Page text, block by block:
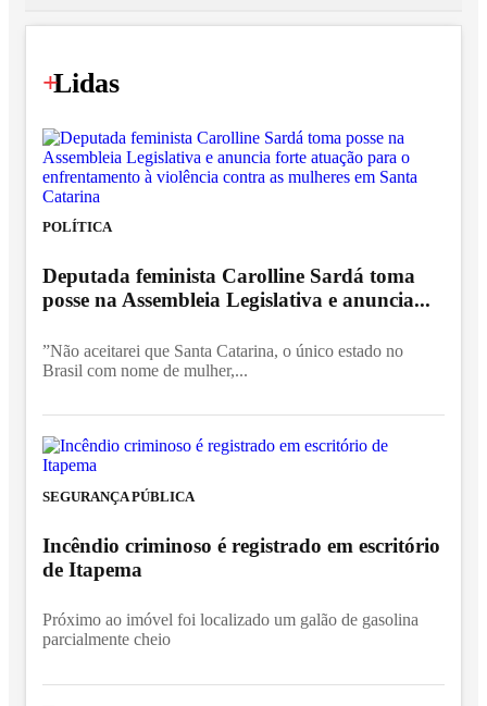
+
Lidas
POLÍTICA
Deputada feminista Carolline Sardá toma
posse na Assembleia Legislativa e anuncia...
”Não aceitarei que Santa Catarina, o único estado no
Brasil com nome de mulher,...
SEGURANÇA PÚBLICA
Incêndio criminoso é registrado em escritório
de Itapema
Próximo ao imóvel foi localizado um galão de gasolina
parcialmente cheio